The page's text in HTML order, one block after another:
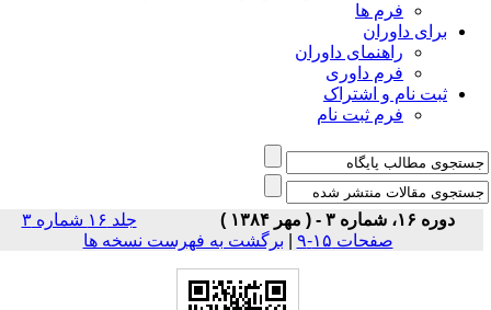
فرم ها
برای داوران
راهنمای داوران
فرم داوری
ثبت نام و اشتراک
فرم ثبت نام
دوره ۱۶، شماره ۳ - ( مهر ۱۳۸۴ )
جلد ۱۶ شماره ۳
صفحات ۱۵-۹
| برگشت به فهرست نسخه ها